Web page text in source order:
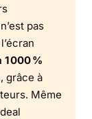
pas
000 %
grâce à
Même